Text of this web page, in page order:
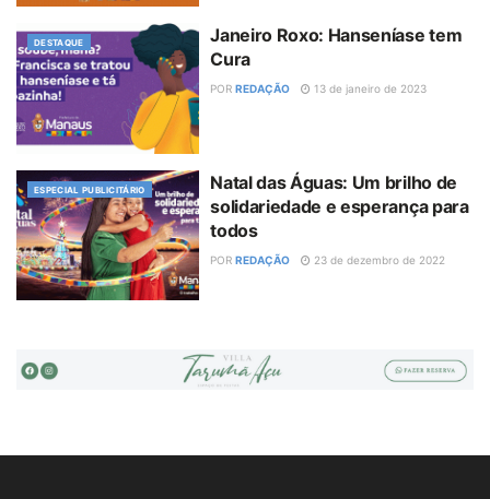
DESTAQUE
Janeiro Roxo: Hanseníase tem
Cura
POR REDAÇÃO 13 de janeiro de 2023
ESPECIAL PUBLICITÁRIO
Natal das Águas: Um brilho de
solidariedade e esperança para
todos
POR REDAÇÃO 23 de dezembro de 2022